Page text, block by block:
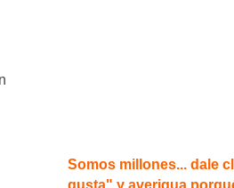
Somos millones... dale
gusta" y averigua